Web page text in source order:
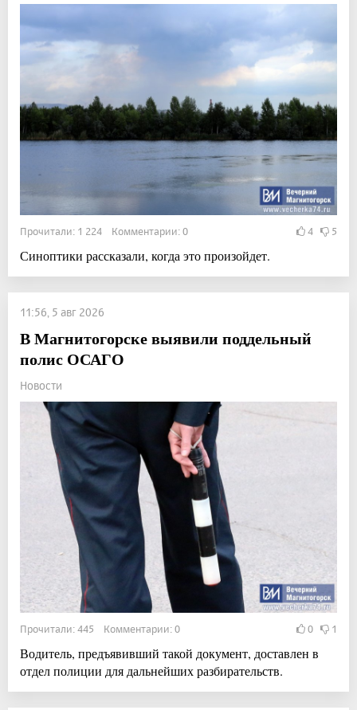
Прочитали: 1 224 Комментарии: 0 4 5
Синоптики рассказали, когда это произойдет.
11:56, 5 авг 2026
В Магнитогорске выявили поддельный
полис ОСАГО
Новости
Прочитали: 445 Комментарии: 0 0 1
Водитель, предъявивший такой документ, доставлен в
отдел полиции для дальнейших разбирательств.